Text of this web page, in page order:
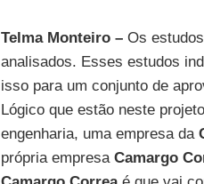
Telma Monteiro – Os
analisados. Esses estudos
isso para um conjunto de
Lógico que estão neste
engenharia, uma empresa da
própria empresa Camargo